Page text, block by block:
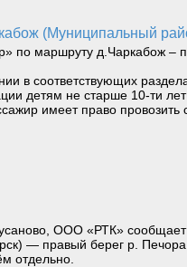
(Муниципальный
по маршруту д.Чаркабож –
в соответствующих
детям не старше 10-ти
имеет право
ООО «РТК»
— правый берег р.
отдельно.